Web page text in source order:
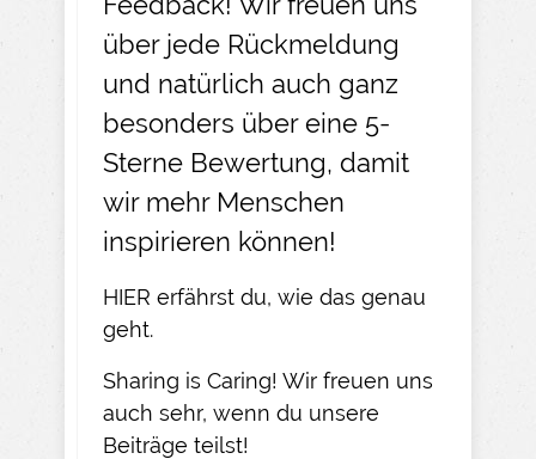
über jede Rückmeldung
und natürlich auch ganz
besonders über eine 5-
Sterne Bewertung, damit
wir mehr Menschen
inspirieren können!
HIER erfährst du, wie das genau
geht.​
Sharing is Caring! Wir freuen uns
auch sehr, wenn du unsere
Beiträge teilst!​